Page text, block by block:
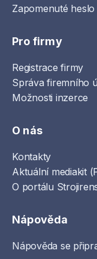
Zapomenuté heslo
Pro firmy
Registrace firmy
Správa firemního
Možnosti inzerce
O nás
Kontakty
Aktuální mediakit
O portálu
Nápověda
Nápověda se